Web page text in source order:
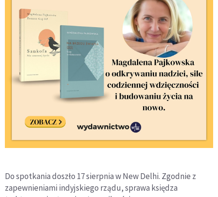
Do spotkania doszło 17 sierpnia w New Delhi. Zgodnie z
zapewnieniami indyjskiego rządu, sprawa księdza